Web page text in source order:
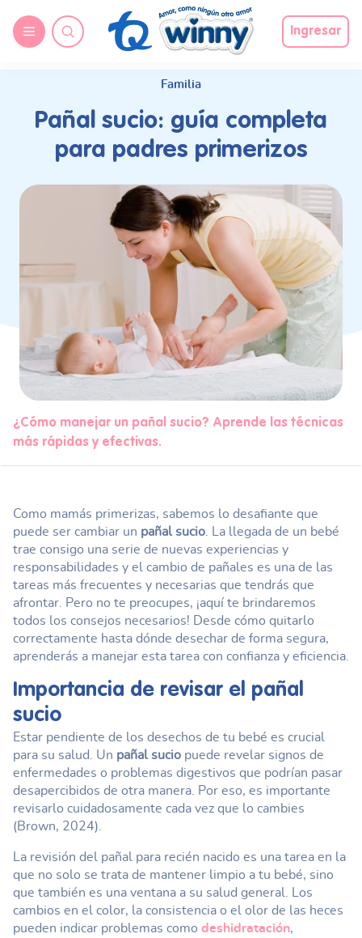
Ingresar
Familia
Pañal sucio: guía completa
para padres primerizos
¿Cómo manejar un pañal sucio? Aprende las técnicas
más rápidas y efectivas.
Como mamás primerizas, sabemos lo desafiante que
puede ser cambiar un pañal sucio . La llegada de un bebé
trae consigo una serie de nuevas experiencias y
responsabilidades y el cambio de pañales es una de las
tareas más frecuentes y necesarias que tendrás que
afrontar. Pero no te preocupes, ¡aquí te brindaremos
todos los consejos necesarios! Desde cómo quitarlo
correctamente hasta dónde desechar de forma segura,
aprenderás a manejar esta tarea con confianza y eficiencia.
Importancia de revisar el pañal
sucio
Estar pendiente de los desechos de tu bebé es crucial
para su salud. Un pañal sucio puede revelar signos de
enfermedades o problemas digestivos que podrían pasar
desapercibidos de otra manera. Por eso, es importante
revisarlo cuidadosamente cada vez que lo cambies
(Brown, 2024).
La revisión del pañal para recién nacido es una tarea en la
que no solo se trata de mantener limpio a tu bebé, sino
que también es una ventana a su salud general. Los
cambios en el color, la consistencia o el olor de las heces
pueden indicar problemas como deshidratación,